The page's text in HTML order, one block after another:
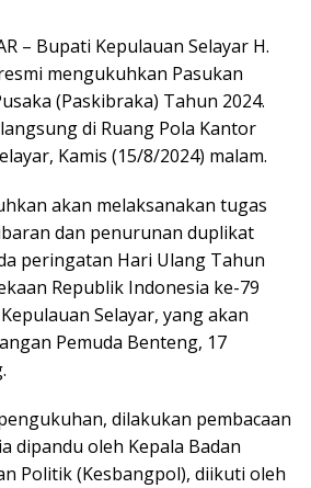
– Bupati Kepulauan Selayar H.
mengukuhkan Pasukan
(Paskibraka) Tahun 2024.
di Ruang Pola Kantor
Kamis (15/8/2024) malam.
akan melaksanakan tugas
dan penurunan duplikat
peringatan Hari Ulang Tahun
Republik Indonesia ke-79
Selayar, yang akan
Pemuda Benteng, 17
dilakukan pembacaan
dipandu oleh Kepala Badan
Politik (Kesbangpol), diikuti oleh